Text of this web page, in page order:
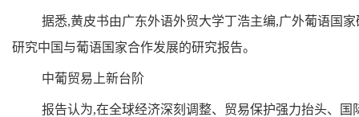
据悉,黄皮书由广东外语外贸大学丁浩主编,广外葡语国
研究中国与葡语国家合作发展的研究报告。
中葡贸易上新台阶
报告认为,在全球经济深刻调整、贸易保护强力抬头、